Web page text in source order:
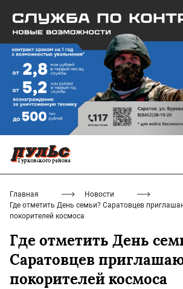
Главная
Новости
Где отметить День семьи? Саратовцев
покорителей космоса
Где отметить День
Саратовцев
покорителей космоса